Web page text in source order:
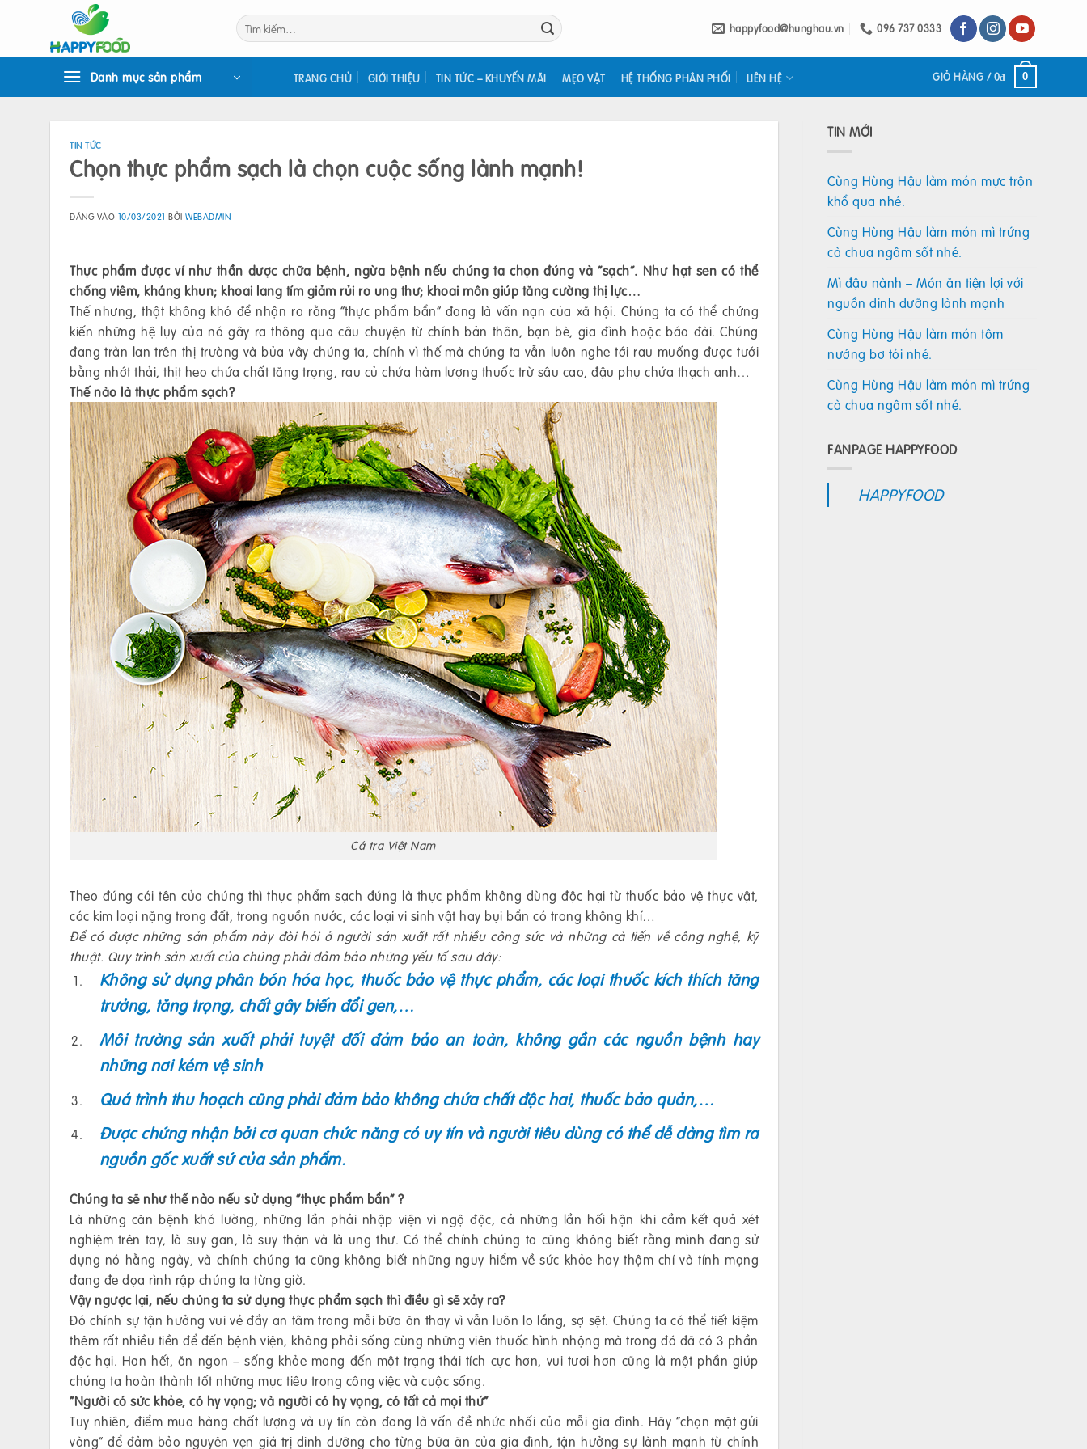
Tìm
kiếm:
happyfood@hunghau.vn 096 737 0333
Danh mục sản phẩm TRANG CHỦ GIỚI THIỆU TIN TỨC – KHUYẾN MÃI MẸO VẶT HỆ THỐNG PHÂN PHỐI LIÊN HỆ GIỎ HÀNG /0₫ 0
TIN TỨC
Chọn thực phẩm sạch là chọn cuộc sống lành mạnh!
ĐĂNG VÀO 10/03/2021 BỞIWEBADMIN
Thực phẩm được ví như thần dược chữa bệnh, ngừa bệnh nếu chúng ta chọn đúng và “sạch”. Như hạt sen có thể
chống viêm, kháng khun; khoai lang tím giảm rủi ro ung thư; khoai môn giúp tăng cường thị lực…
Thế nhưng, thật không khó để nhận ra rằng “thực phẩm bẩn” đang là vấn nạn của xã hội. Chúng ta có thể chứng
kiến những hệ lụy của nó gây ra thông qua câu chuyện từ chính bản thân, bạn bè, gia đình hoặc báo đài. Chúng
đang tràn lan trên thị trường và bủa vây chúng ta, chính vì thế mà chúng ta vẫn luôn nghe tới rau muống được tưới
bằng nhớt thải, thịt heo chứa chất tăng trọng, rau củ chứa hàm lượng thuốc trừ sâu cao, đậu phụ chứa thạch anh…
Thế nào là thực phẩm sạch?
Cá tra Việt Nam
Theo đúng cái tên của chúng thì thực phẩm sạch đúng là thực phẩm không dùng độc hại từ thuốc bảo vệ thực vật,
các kim loại nặng trong đất, trong nguồn nước, các loại vi sinh vật hay bụi bẩn có trong không khí…
Để có được những sản phẩm này đòi hỏi ở người sản xuất rất nhiều công sức và những cả tiến về công nghệ, kỹ
thuật. Quy trình sản xuất của chúng phải đảm bảo những yếu tố sau đây:
Không sử dụng phân bón hóa học, thuốc bảo vệ thực phẩm, các loại thuốc kích thích tăng
trưởng, tăng trọng, chất gây biến đổi gen,…
Môi trường sản xuất phải tuyệt đối đảm bảo an toàn, không gần các nguồn bệnh hay
những nơi kém vệ sinh
Quá trình thu hoạch cũng phải đảm bảo không chứa chất độc hai, thuốc bảo quản,…
Được chứng nhận bởi cơ quan chức năng có uy tín và người tiêu dùng có thể dễ dàng tìm ra
nguồn gốc xuất sứ của sản phẩm.
Chúng ta sẽ như thế nào nếu sử dụng “thực phẩm bẩn” ?
Là những căn bệnh khó lường, những lần phải nhập viện vì ngộ độc, cả những lần hối hận khi cầm kết quả xét
nghiệm trên tay, là suy gan, là suy thận và là ung thư. Có thể chính chúng ta cũng không biết rằng mình đang sử
dụng nó hằng ngày, và chính chúng ta cũng không biết những nguy hiểm về sức khỏe hay thậm chí và tính mạng
đang đe dọa rình rập chúng ta từng giờ.
Vậy ngược lại, nếu chúng ta sử dụng thực phẩm sạch thì điều gì sẽ xảy ra?
Đó chính sự tận hưởng vui vẻ đầy an tâm trong mỗi bữa ăn thay vì vẫn luôn lo lắng, sợ sệt. Chúng ta có thể tiết kiệm
thêm rất nhiều tiền để đến bệnh viện, không phải sống cùng những viên thuốc hình nhộng mà trong đó đã có 3 phần
độc hại. Hơn hết, ăn ngon – sống khỏe mang đến một trạng thái tích cực hơn, vui tươi hơn cũng là một phần giúp
chúng ta hoàn thành tốt những mục tiêu trong công việc và cuộc sống.
“Người có sức khỏe, có hy vọng; và người có hy vọng, có tất cả mọi thứ”
Tuy nhiên, điểm mua hàng chất lượng và uy tín còn đang là vấn đề nhức nhối của mỗi gia đình. Hãy “chọn mặt gửi
vàng” để đảm bảo nguyên vẹn giá trị dinh dưỡng cho từng bữa ăn của gia đình, tận hưởng sự lành mạnh từ chính
TIN MỚI
Cùng Hùng Hậu làm món mực trộn
khổ qua nhé.
Cùng Hùng Hậu làm món mì trứng
cà chua ngâm sốt nhé.
Mì đậu nành – Món ăn tiện lợi với
nguồn dinh dưỡng lành mạnh
Cùng Hùng Hậu làm món tôm
nướng bơ tỏi nhé.
Cùng Hùng Hậu làm món mì trứng
cà chua ngâm sốt nhé.
FANPAGE HAPPYFOOD
HAPPYFOOD